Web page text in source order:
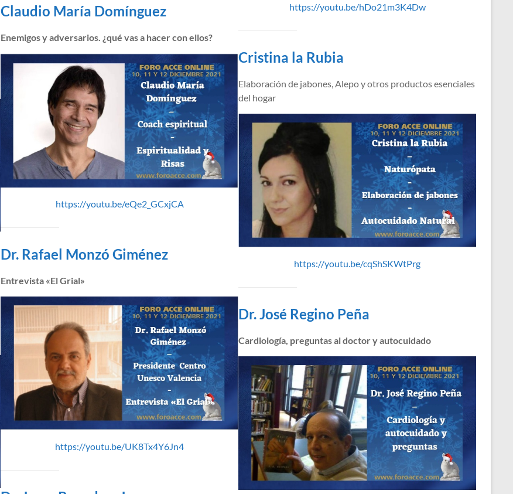
Claudio María Domínguez
Enemigos y adversarios. ¿qué vas a hacer con ellos?
https://youtu.be/eQe2_GCxjCA
Dr. Rafael Monzó Giménez
Entrevista «El Grial»
https://youtu.be/UK8Tx4Y6Jn4
https://youtu.be/hDo21m3K4Dw
Cristina la Rubia
Elaboración de jabones, Alepo y otros productos esenciales
del hogar
https://youtu.be/cqShSKWtPrg
Dr. José Regino Peña
Cardiología, preguntas al doctor y autocuidado